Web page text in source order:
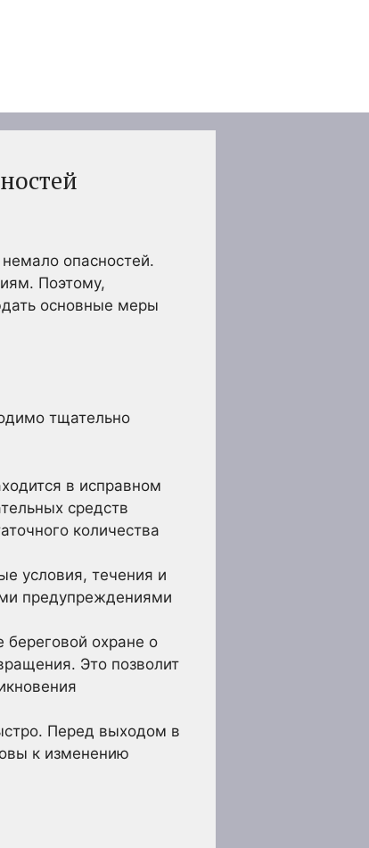
опасностей.
Поэтому,
основные меры
тщательно
в исправном
средств
количества
условия, течения и
предупреждениями
береговой охране о
Это позволит
Перед выходом в
к изменению